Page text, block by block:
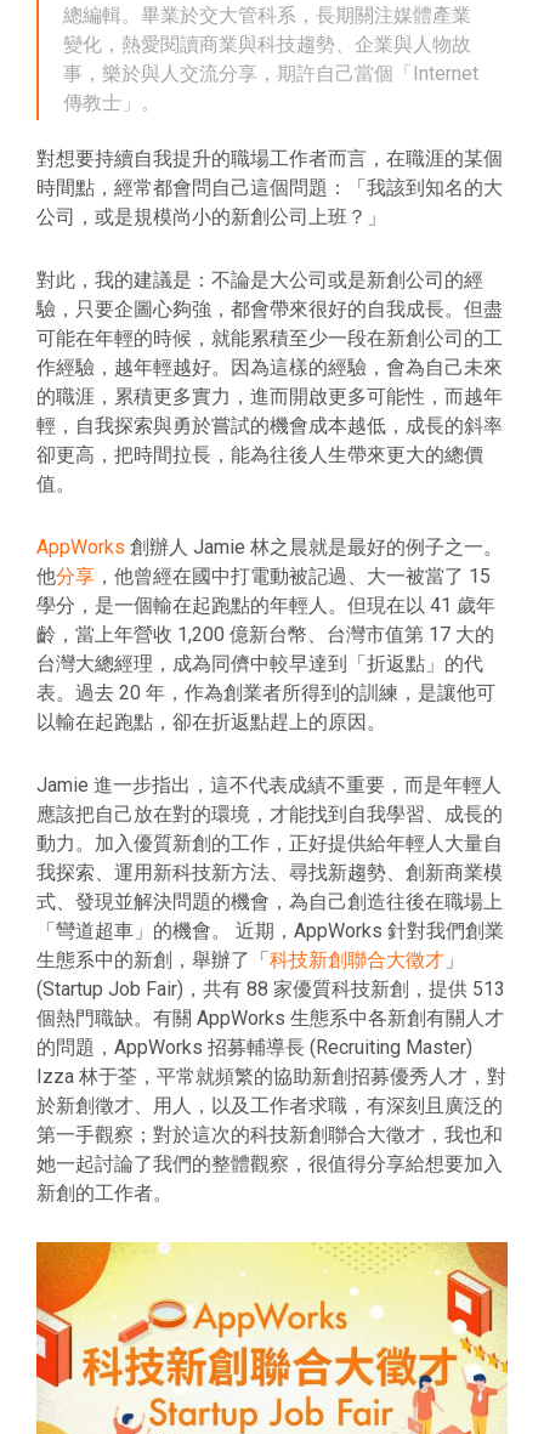
總編輯。畢業於交大管科系，長期關注媒體產業
變化，熱愛閱讀商業與科技趨勢、企業與人物故
事，樂於與人交流分享，期許自己當個「Internet
傳教士」。
對想要持續自我提升的職場工作者而言，在職涯的某個
時間點，經常都會問自己這個問題：「我該到知名的大
公司，或是規模尚小的新創公司上班？」
對此，我的建議是：不論是大公司或是新創公司的經
驗，只要企圖心夠強，都會帶來很好的自我成長。但盡
可能在年輕的時候，就能累積至少一段在新創公司的工
作經驗，越年輕越好。因為這樣的經驗，會為自己未來
的職涯，累積更多實力，進而開啟更多可能性，而越年
輕，自我探索與勇於嘗試的機會成本越低，成長的斜率
卻更高，把時間拉長，能為往後人生帶來更大的總價
值。
AppWorks 創辦人 Jamie 林之晨就是最好的例子之一。
他分享 ，他曾經在國中打電動被記過、大一被當了 15
學分，是一個輸在起跑點的年輕人。但現在以 41 歲年
齡，當上年營收 1,200 億新台幣、台灣市值第 17 大的
台灣大總經理，成為同儕中較早達到「折返點」的代
表。過去 20 年，作為創業者所得到的訓練，是讓他可
以輸在起跑點，卻在折返點趕上的原因。
Jamie 進一步指出，這不代表成績不重要，而是年輕人
應該把自己放在對的環境，才能找到自我學習、成長的
動力。加入優質新創的工作，正好提供給年輕人大量自
我探索、運用新科技新方法、尋找新趨勢、創新商業模
式、發現並解決問題的機會，為自己創造往後在職場上
「彎道超車」的機會。 近期，AppWorks 針對我們創業
生態系中的新創，舉辦了「科技新創聯合大徵才 」
(Startup Job Fair)，共有 88 家優質科技新創，提供 513
個熱門職缺。有關 AppWorks 生態系中各新創有關人才
的問題，AppWorks 招募輔導長 (Recruiting Master)
Izza 林于荃，平常就頻繁的協助新創招募優秀人才，對
於新創徵才、用人，以及工作者求職，有深刻且廣泛的
第一手觀察；對於這次的科技新創聯合大徵才，我也和
她一起討論了我們的整體觀察，很值得分享給想要加入
新創的工作者。